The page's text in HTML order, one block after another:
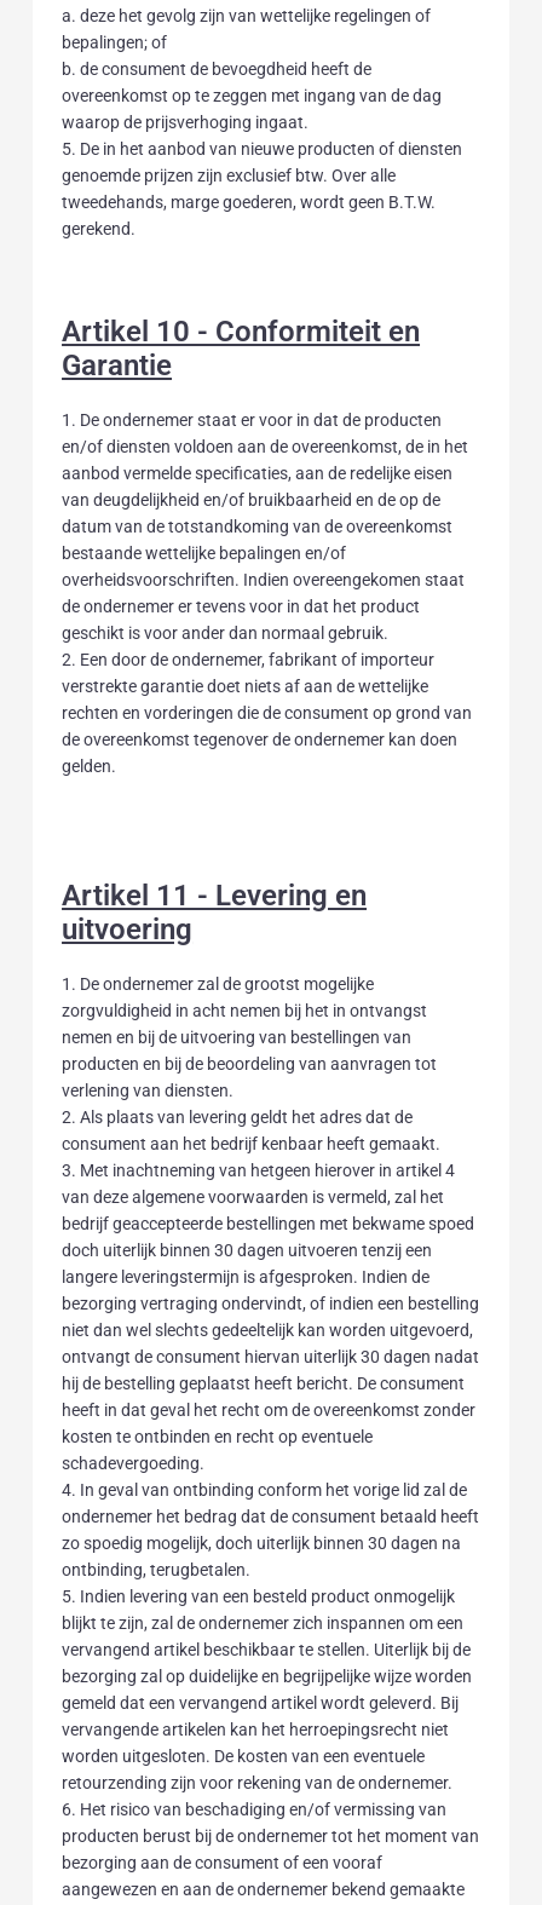
a. deze het gevolg zijn van wettelijke regelingen of
bepalingen; of
b. de consument de bevoegdheid heeft de
overeenkomst op te zeggen met ingang van de dag
waarop de prijsverhoging ingaat.
5. De in het aanbod van nieuwe producten of diensten
genoemde prijzen zijn exclusief btw. Over alle
tweedehands, marge goederen, wordt geen B.T.W.
gerekend.
Artikel 10 - Conformiteit en
Garantie
1. De ondernemer staat er voor in dat de producten
en/of diensten voldoen aan de overeenkomst, de in het
aanbod vermelde specificaties, aan de redelijke eisen
van deugdelijkheid en/of bruikbaarheid en de op de
datum van de totstandkoming van de overeenkomst
bestaande wettelijke bepalingen en/of
overheidsvoorschriften. Indien overeengekomen staat
de ondernemer er tevens voor in dat het product
geschikt is voor ander dan normaal gebruik.
2. Een door de ondernemer, fabrikant of importeur
verstrekte garantie doet niets af aan de wettelijke
rechten en vorderingen die de consument op grond van
de overeenkomst tegenover de ondernemer kan doen
gelden.
Artikel 11 - Levering en
uitvoering
1. De ondernemer zal de grootst mogelijke
zorgvuldigheid in acht nemen bij het in ontvangst
nemen en bij de uitvoering van bestellingen van
producten en bij de beoordeling van aanvragen tot
verlening van diensten.
2. Als plaats van levering geldt het adres dat de
consument aan het bedrijf kenbaar heeft gemaakt.
3. Met inachtneming van hetgeen hierover in artikel 4
van deze algemene voorwaarden is vermeld, zal het
bedrijf geaccepteerde bestellingen met bekwame spoed
doch uiterlijk binnen 30 dagen uitvoeren tenzij een
langere leveringstermijn is afgesproken. Indien de
bezorging vertraging ondervindt, of indien een bestelling
niet dan wel slechts gedeeltelijk kan worden uitgevoerd,
ontvangt de consument hiervan uiterlijk 30 dagen nadat
hij de bestelling geplaatst heeft bericht. De consument
heeft in dat geval het recht om de overeenkomst zonder
kosten te ontbinden en recht op eventuele
schadevergoeding.
4. In geval van ontbinding conform het vorige lid zal de
ondernemer het bedrag dat de consument betaald heeft
zo spoedig mogelijk, doch uiterlijk binnen 30 dagen na
ontbinding, terugbetalen.
5. Indien levering van een besteld product onmogelijk
blijkt te zijn, zal de ondernemer zich inspannen om een
vervangend artikel beschikbaar te stellen. Uiterlijk bij de
bezorging zal op duidelijke en begrijpelijke wijze worden
gemeld dat een vervangend artikel wordt geleverd. Bij
vervangende artikelen kan het herroepingsrecht niet
worden uitgesloten. De kosten van een eventuele
retourzending zijn voor rekening van de ondernemer.
6. Het risico van beschadiging en/of vermissing van
producten berust bij de ondernemer tot het moment van
bezorging aan de consument of een vooraf
aangewezen en aan de ondernemer bekend gemaakte